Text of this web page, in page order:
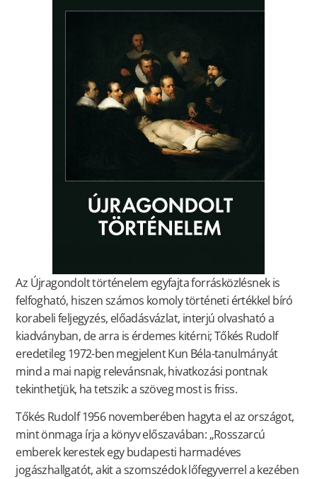
Az Újragondolt történelem egyfajta forrásközlésnek is
felfogható, hiszen számos komoly történeti értékkel bíró
korabeli feljegyzés, előadásvázlat, interjú olvasható a
kiadványban, de arra is érdemes kitérni; Tőkés Rudolf
eredetileg 1972-ben megjelent Kun Béla-tanulmányát
mind a mai napig relevánsnak, hivatkozási pontnak
tekinthetjük, ha tetszik: a szöveg most is friss.
Tőkés Rudolf 1956 novemberében hagyta el az országot,
mint önmaga írja a könyv előszavában: „Rosszarcú
emberek kerestek egy budapesti harmadéves
jogászhallgatót, akit a szomszédok lőfegyverrel a kezében